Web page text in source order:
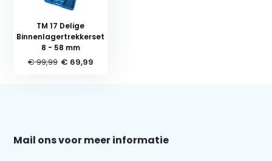
TM 17 Delige
Binnenlagertrekkerset
8 - 58 mm
€ 99,99 € 69,99
Mail ons voor meer informatie